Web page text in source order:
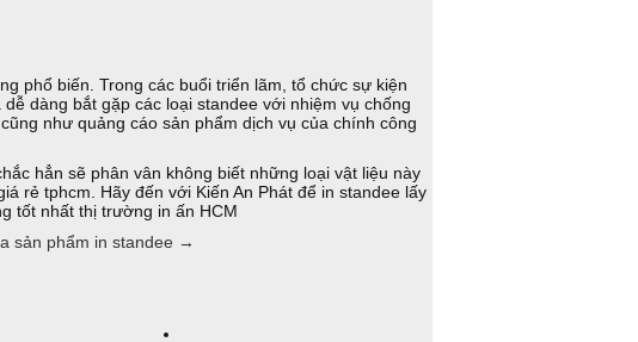
phổ biến. Trong các buổi triển lãm, tổ chức sự kiện
dàng bắt gặp các loại standee với nhiệm vụ chống
như quảng cáo sản phẩm dịch vụ của chính công
hẳn sẽ phân vân không biết những loại vật liệu này
rẻ tphcm. Hãy đến với Kiến An Phát để in standee lấy
tốt nhất thị trường in ấn HCM
sản phẩm in standee →